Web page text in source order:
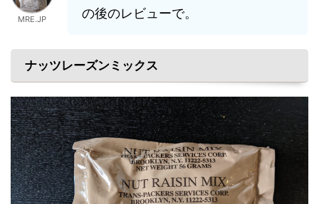
MRE.JP
の後のレビューで。
ナッツレーズンミックス